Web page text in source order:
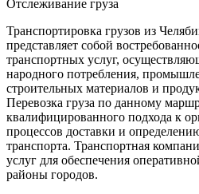
Отслеживание груза
Транспортировка грузов из
представляет собой
транспортных услуг,
народного потребления,
строительных материалов и
Перевозка груза по данному
квалифицированного подхода к
процессов доставки и
транспорта. Транспортная
услуг для обеспечения
районы городов.